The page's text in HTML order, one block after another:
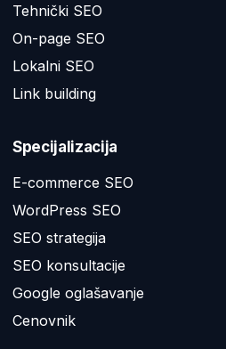
Tehnički SEO
On-page SEO
Lokalni SEO
Link building
Specijalizacija
E-commerce SEO
WordPress SEO
SEO strategija
SEO konsultacije
Google oglašavanje
Cenovnik